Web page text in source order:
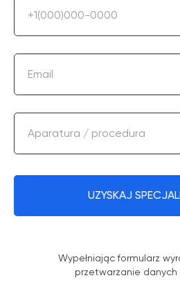
+1(000)000-0000
Email
Aparatura / procedura
UZYSKAJ
Wypełniając formularz
przetwarzanie danych